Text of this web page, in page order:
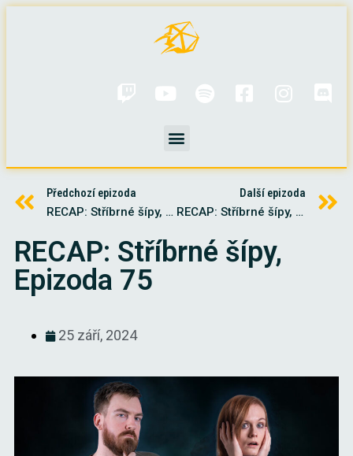
Předchozí epizoda
RECAP: Stříbrné šípy, Epizoda 74
Další epizoda
RECAP: Stříbrné šípy, Epizoda 76
RECAP: Stříbrné šípy,
Epizoda 75
25 září, 2024